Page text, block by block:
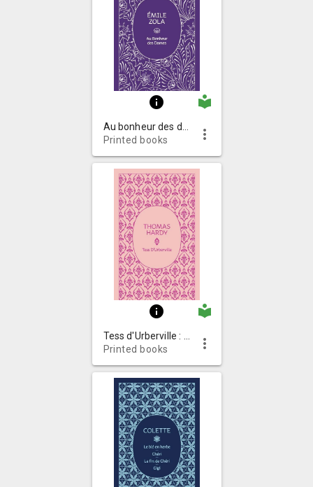
info local_library
Printed books
more_vert
info local_library
Printed books
more_vert